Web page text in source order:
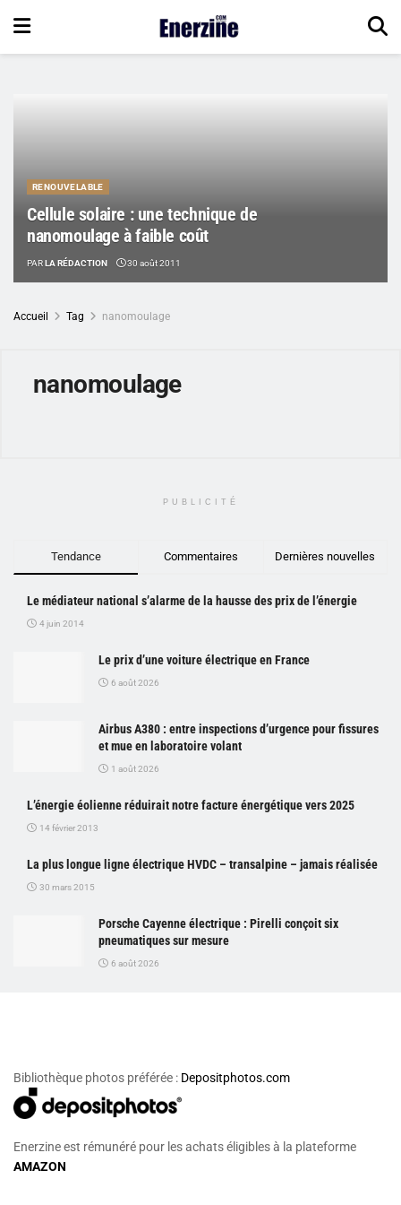
RENOUVELABLE
Cellule solaire : une technique de
nanomoulage à faible coût
PARLA RÉDACTION 30 août 2011
Accueil Tag nanomoulage
nanomoulage
PUBLICITÉ
Tendance Commentaires Dernières nouvelles
Le médiateur national s’alarme de la hausse des prix de l’énergie
4 juin 2014
Le prix d’une voiture électrique en France
6 août 2026
Airbus A380 : entre inspections d’urgence pour fissures
et mue en laboratoire volant
1 août 2026
L’énergie éolienne réduirait notre facture énergétique vers 2025
14 février 2013
La plus longue ligne électrique HVDC – transalpine – jamais réalisée
30 mars 2015
Porsche Cayenne électrique : Pirelli conçoit six
pneumatiques sur mesure
6 août 2026
Bibliothèque photos préférée : Depositphotos.com
Enerzine est rémunéré pour les achats éligibles à la plateforme
AMAZON